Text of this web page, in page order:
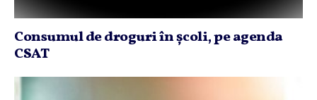
Consumul de droguri în şcoli, pe agenda
CSAT